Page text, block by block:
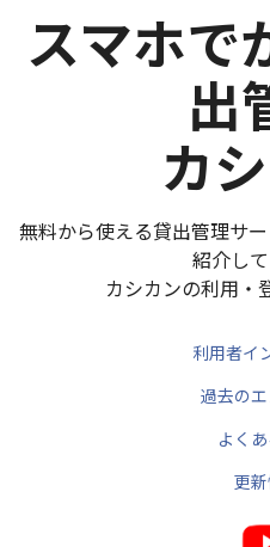
スマホで
出
カ
無料から使える貸出管理サ
紹介して
カシカンの利用・
利用者イ
過去の
よく
更